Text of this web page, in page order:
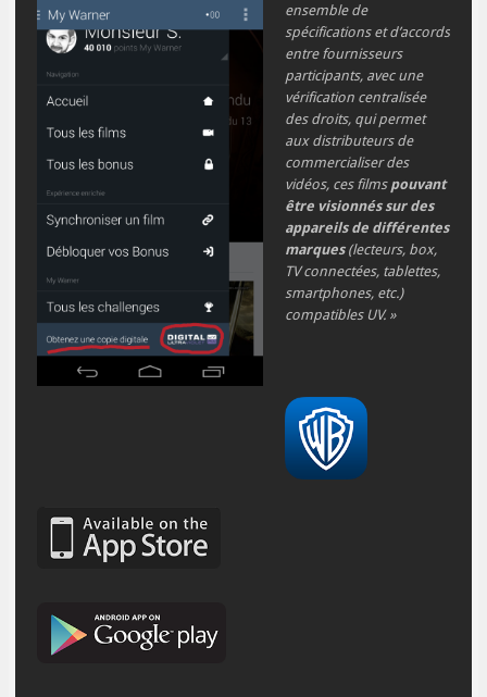
ensemble de
spécifications et d’accords
entre fournisseurs
participants, avec une
vérification centralisée
des droits, qui permet
aux distributeurs de
commercialiser des
vidéos, ces films pouvant
être visionnés sur des
appareils de différentes
marques(lecteurs, box,
TV connectées, tablettes,
smartphones, etc.)
compatibles UV. »